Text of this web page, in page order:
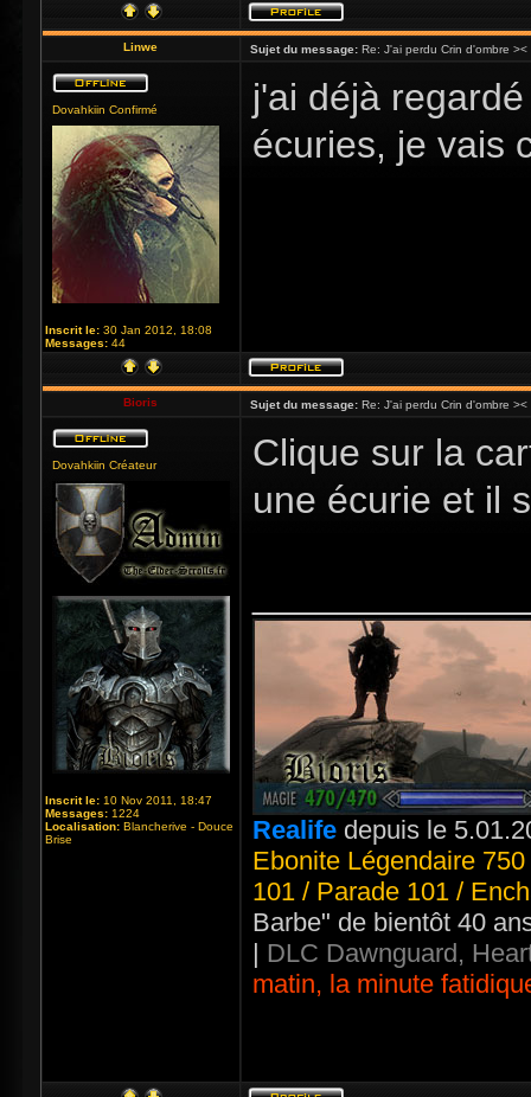
Linwe Sujet du message: Re: J'ai perdu Crin d'ombre ><
Dovahkiin Confirmé
Inscrit le: 30 Jan 2012, 18:08
Messages: 44
j'ai déjà
écuries, je vais
Bioris Sujet du message: Re: J'ai perdu Crin d'ombre ><
Dovahkiin Créateur
Inscrit le: 10 Nov 2011, 18:47
Messages: 1224
Localisation: Blancherive - Douce
Brise
Clique sur la
une écurie et il
Realife depuis le
Ebonite Légendaire
101 / Parade 101 /
Barbe" de bientôt 40
| DLC Dawnguard,
matin, la minute